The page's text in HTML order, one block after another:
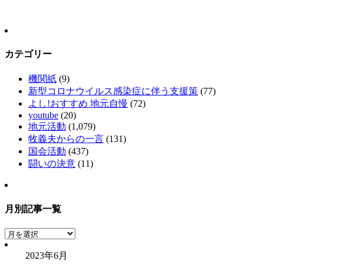
カテゴリー
機関紙 (9)
新型コロナウイルス感染症に伴う支援策 (77)
よし!おすすめ 地元自慢 (72)
youtube (20)
地元活動 (1,079)
牧義夫からの一言 (131)
国会活動 (437)
闘いの決意 (11)
月別記事一覧
月
別
2023年6月